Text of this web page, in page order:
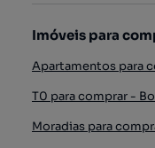
Imóveis para
Apartamentos para
T0 para comprar -
Moradias para